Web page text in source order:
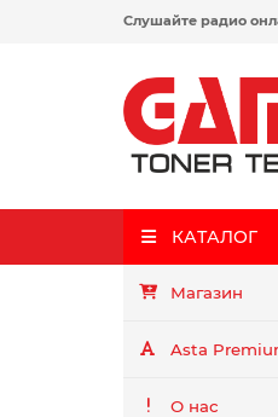
Слушайте радио
КАТАЛОГ
Магазин
Asta
О нас